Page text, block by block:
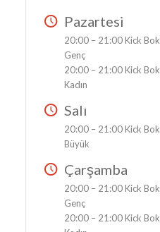
Pazartesi
20:00 – 21:00 Kick
Genç
20:00 – 21:00 Kick
Kadın
Salı
20:00 – 21:00 Kick
Büyük
Çarşamba
20:00 – 21:00 Kick
Genç
20:00 – 21:00 Kick